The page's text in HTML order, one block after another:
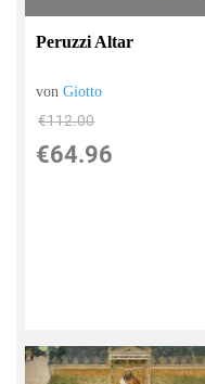
Peruzzi Altar
vonGiotto
€112.00
€64.96